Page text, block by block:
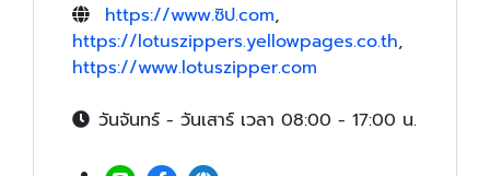
https://www.ซิป.com,
https://lotuszippers.yellowpages.co.th,
https://www.lotuszipper.com
วันจันทร์ - วันเสาร์ เวลา 08:00 - 17:00 น.